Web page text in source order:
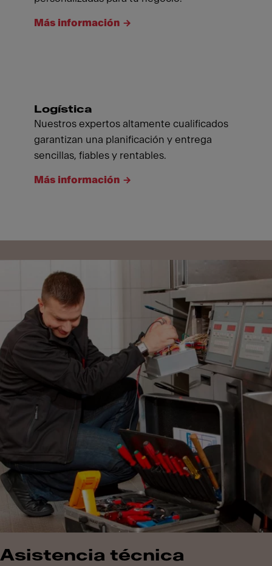
Más información
Logística
Nuestros expertos altamente cualificados
garantizan una planificación y entrega
sencillas, fiables y rentables.
Más información
Asistencia técnica